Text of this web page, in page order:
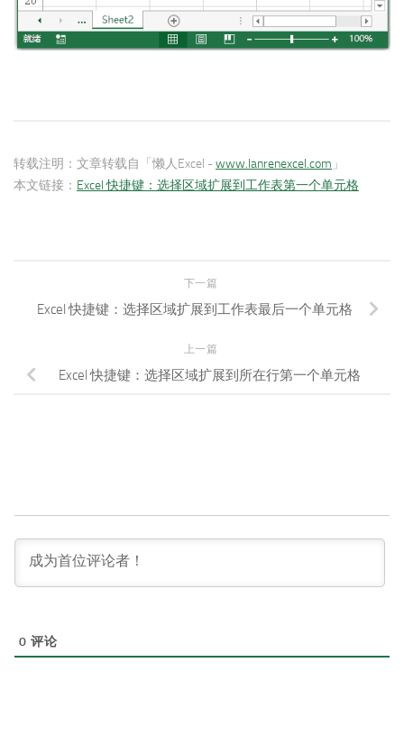
转载注明： 文章转载自「懒人Excel -www.lanrenexcel.com 」
本文链接： Excel 快捷键：选择区域扩展到工作表第一个单元格
下一篇
Excel 快捷键：选择区域扩展到工作表最后一个单元格
上一篇
Excel 快捷键：选择区域扩展到所在行第一个单元格
0 评论